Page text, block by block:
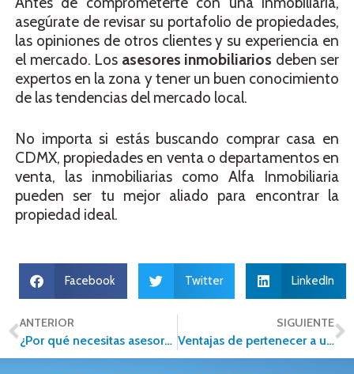
asegúrate de revisar su portafolio de propiedades,
las opiniones de otros clientes y su experiencia en
el mercado. Los asesores inmobiliarios deben ser
expertos en la zona y tener un buen conocimiento
de las tendencias del mercado local.
No importa si estás buscando comprar casa en
CDMX, propiedades en venta o departamentos en
venta, las inmobiliarias como Alfa Inmobiliaria
pueden ser tu mejor aliado para encontrar la
propiedad ideal.
Facebook Twitter LinkedIn
ANTERIOR
¿Por qué necesitas asesores inmobiliarios para comprar una casa?
SIGUIENTE
Ventajas de pertenecer a una red inmobiliaria para asesores y corredores